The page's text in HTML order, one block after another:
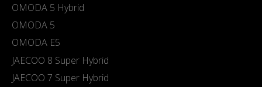
OMODA 5 Hybrid
OMODA 5
OMODA E5
JAECOO 8 Super Hybrid
JAECOO 7 Super Hybrid